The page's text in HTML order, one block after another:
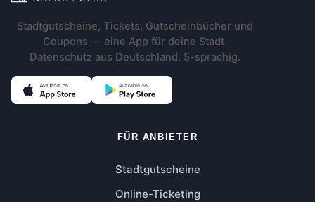
Stadtgutscheine, Tickets, Gutscheinbücher und
Coupons — eine App für deine Stadt.
Datenschutz aus Deutschland, 5-sprachig.
FÜR ANBIETER
Stadtgutscheine
Online-Ticketing